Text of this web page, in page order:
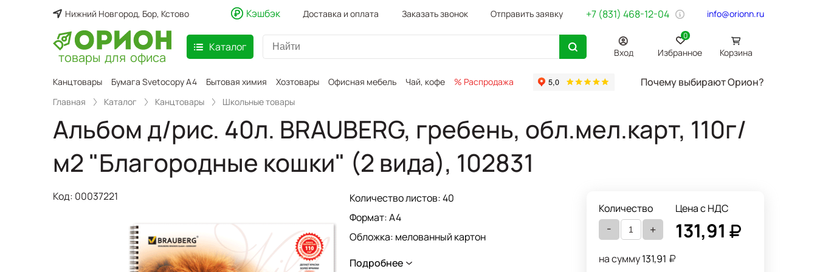
Нижний Новгород, Бор, Кстово Кэшбэк Доставка и оплата Заказать звонок Отправить заявку +7 (831) 468-12-04 info@orionn.ru
товары для офиса
Каталог Вход Избранное
0
Корзина
Канцтовары Бумага Svetocopy A4 Бытовая химия Хозтовары Офисная мебель Чай, кофе % Распродажа Канцтовары Бумага Svetocopy A4 Бытовая химия Хозтовары
Почему выбирают Орион?
Главная Каталог Канцтовары Школьные товары
Альбом д/рис. 40л. BRAUBERG, гребень, обл.мел.карт, 110г/
м2 "Благородные кошки" (2 вида), 102831
Код: 00037221
Количество листов: 40
Формат: А4
Обложка: мелованный картон
Тип спецэффектов на обложке: нет
Подробнее
Количество
- +
Цена с НДС
131,91
на сумму 131,91